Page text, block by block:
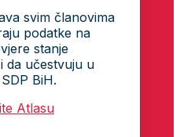
svim članovima
podatke na
stanje
da učestvuju u
BiH.
Atlasu